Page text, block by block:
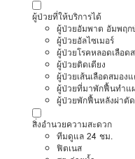
ผู้ป่วยที่ให้บริการได้
ผู้ป่วยอัมพาต อัมพฤก
ผู้ป่วยอัลไซเมอร์
ผู้ป่วยโรคหลอดเลือด
ผู้ป่วยติดเตียง
ผู้ป่วยเส้นเลือดสมอง
ผู้ป่วยที่มาพักฟื้นทำแ
ผู้ป่วยพักฟื้นหลังผ่าตัด
สิ่งอำนวยความสะดวก
ทีมดูแล 24 ชม.
ฟิตเนส